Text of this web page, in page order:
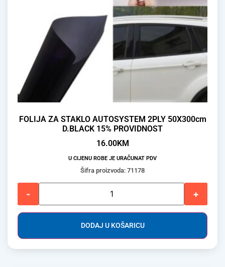
FOLIJA ZA STAKLO AUTOSYSTEM 2PLY 50X300cm
D.BLACK 15% PROVIDNOST
16.00KM
U CIJENU ROBE JE URAČUNAT PDV
Šifra proizvoda: 71178
- +
DODAJ U KOŠARICU